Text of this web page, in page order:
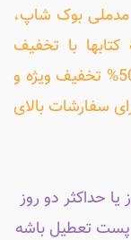
مدملی بوک شاپ،
با تخفیف
انجام می شود و کلیه کتاب ها تا سقف 50% تخفیف ویژه و
سفارشات بالای
حداکثر دو روز
پست تعطیل باشه